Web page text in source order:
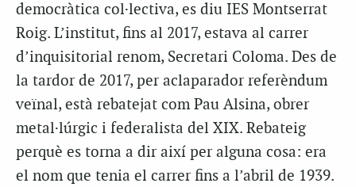
democràtica col·lectiva, es diu IES Montserrat
Roig. L’institut, fins al 2017, estava al carrer
d’inquisitorial renom, Secretari Coloma. Des de
la tardor de 2017, per aclaparador referèndum
veïnal, està rebatejat com Pau Alsina, obrer
metal·lúrgic i federalista del XIX. Rebateig
perquè es torna a dir així per alguna cosa: era
el nom que tenia el carrer fins a l’abril de 1939.